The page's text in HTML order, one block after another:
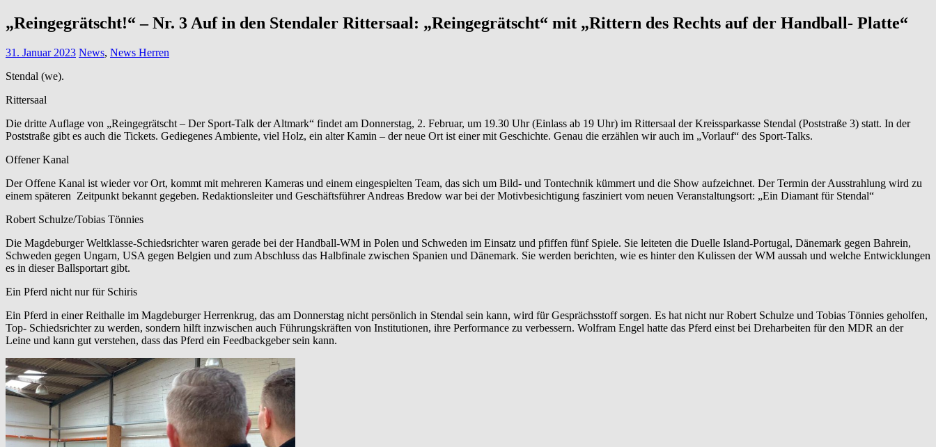
„Reingegrätscht!“ – Nr. 3 Auf in den Stendaler Rittersaal: „Reingegrätscht“ mit „Rittern des Rechts auf der Handball- Platte“
31. Januar 2023 News, News Herren
Stendal (we).
Rittersaal
Die dritte Auflage von „Reingegrätscht – Der Sport-Talk der Altmark“ findet am Donnerstag, 2. Februar, um 19.30 Uhr (Einlass ab 19 Uhr) im Rittersaal der Kreissparkasse Stendal (Poststraße 3) statt. In der
Poststraße gibt es auch die Tickets. Gediegenes Ambiente, viel Holz, ein alter Kamin – der neue Ort ist einer mit Geschichte. Genau die erzählen wir auch im „Vorlauf“ des Sport-Talks.
Offener Kanal
Der Offene Kanal ist wieder vor Ort, kommt mit mehreren Kameras und einem eingespielten Team, das sich um Bild- und Tontechnik kümmert und die Show aufzeichnet. Der Termin der Ausstrahlung wird zu
einem späteren Zeitpunkt bekannt gegeben. Redaktionsleiter und Geschäftsführer Andreas Bredow war bei der Motivbesichtigung fasziniert vom neuen Veranstaltungsort: „Ein Diamant für Stendal“
Robert Schulze/Tobias Tönnies
Die Magdeburger Weltklasse-Schiedsrichter waren gerade bei der Handball-WM in Polen und Schweden im Einsatz und pfiffen fünf Spiele. Sie leiteten die Duelle Island-Portugal, Dänemark gegen Bahrein,
Schweden gegen Ungarn, USA gegen Belgien und zum Abschluss das Halbfinale zwischen Spanien und Dänemark. Sie werden berichten, wie es hinter den Kulissen der WM aussah und welche Entwicklungen
es in dieser Ballsportart gibt.
Ein Pferd nicht nur für Schiris
Ein Pferd in einer Reithalle im Magdeburger Herrenkrug, das am Donnerstag nicht persönlich in Stendal sein kann, wird für Gesprächsstoff sorgen. Es hat nicht nur Robert Schulze und Tobias Tönnies geholfen,
Top- Schiedsrichter zu werden, sondern hilft inzwischen auch Führungskräften von Institutionen, ihre Performance zu verbessern. Wolfram Engel hatte das Pferd einst bei Dreharbeiten für den MDR an der
Leine und kann gut verstehen, dass das Pferd ein Feedbackgeber sein kann.